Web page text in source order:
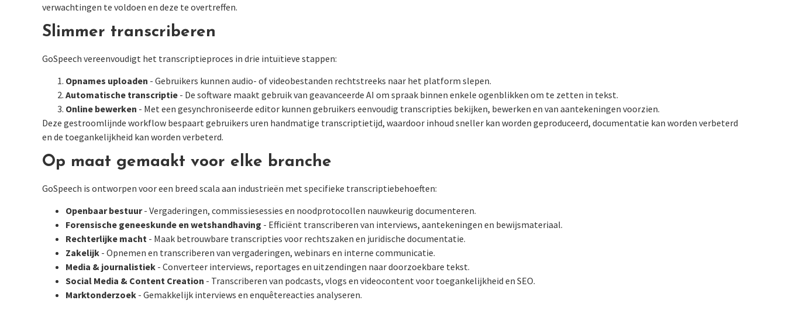
verwachtingen te voldoen en deze te overtreffen.
Slimmer transcriberen
GoSpeech vereenvoudigt het transcriptieproces in drie intuïtieve stappen:
Opnames uploaden - Gebruikers kunnen audio- of videobestanden rechtstreeks naar het platform slepen.
Automatische transcriptie - De software maakt gebruik van geavanceerde AI om spraak binnen enkele ogenblikken om te zetten in tekst.
Online bewerken - Met een gesynchroniseerde editor kunnen gebruikers eenvoudig transcripties bekijken, bewerken en van aantekeningen voorzien.
Deze gestroomlijnde workflow bespaart gebruikers uren handmatige transcriptietijd, waardoor inhoud sneller kan worden geproduceerd, documentatie kan worden verbeterd
en de toegankelijkheid kan worden verbeterd.
Op maat gemaakt voor elke branche
GoSpeech is ontworpen voor een breed scala aan industrieën met specifieke transcriptiebehoeften:
Openbaar bestuur- Vergaderingen, commissiesessies en noodprotocollen nauwkeurig documenteren.
Forensische geneeskunde en wetshandhaving - Efficiënt transcriberen van interviews, aantekeningen en bewijsmateriaal.
Rechterlijke macht - Maak betrouwbare transcripties voor rechtszaken en juridische documentatie.
Zakelijk - Opnemen en transcriberen van vergaderingen, webinars en interne communicatie.
Media & journalistiek - Converteer interviews, reportages en uitzendingen naar doorzoekbare tekst.
Social Media & Content Creation - Transcriberen van podcasts, vlogs en videocontent voor toegankelijkheid en SEO.
Marktonderzoek - Gemakkelijk interviews en enquêtereacties analyseren.